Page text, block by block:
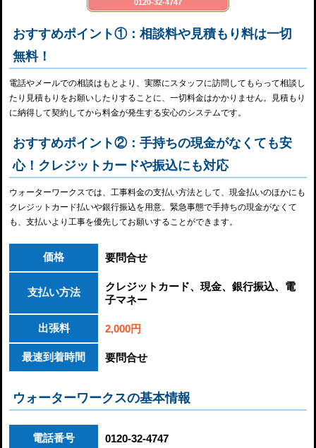
0120-32-4747
おすすめポイント①：相談料や見積もり料は一切
無料！
電話やメールでの相談はもとより、実際にスタッフに訪問してもらって相談し
たり見積もりをお願いしたりすることに、一切料金はかかりません。見積もり
に納得して契約してから料金が発生する安心のシステムです。
おすすめポイント②：手持ちの現金がなくても安
心！クレジットカードや振込にも対応
ウォーターワークスでは、工事料金の支払い方法として、現金払いのほかにも
クレジットカード払いや銀行振込を用意。緊急事態で手持ちの現金がなくて
も、支払いより工事を優先してお願いすることができます。
価格 要問合せ
支払い方法
クレジットカード、現金、銀行振込、電
子マネー
出張料 2,000円
最速到着時間 要問合せ
ウォーターワークスの基本情報
電話番号 0120-32-4747